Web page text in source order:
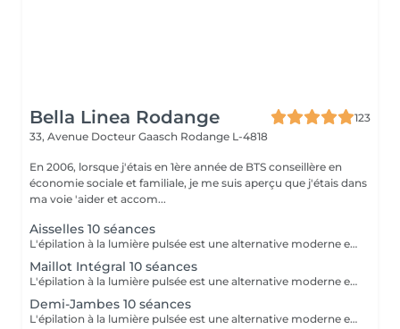
Bella Linea Rodange
123
33, Avenue Docteur Gaasch Rodange L-4818
En 2006, lorsque j'étais en 1ère année de BTS conseillère en
économie sociale et familiale, je me suis aperçu que j'étais dans
ma voie 'aider et accom...
Aisselles 10 séances
L'épilation à la lumière pulsée est une alternative moderne et performante aux méthodes d'épilation traditionnelles. En émettant des impulsions lumineuses ciblées, elle agit directement sur la racine du poil, affaiblissant progressivement sa repousse jusqu'à obtenir une réduction significative et durable de la pilosité. Les bénéfices : Réduction durable de la pilosité Peau lisse et nette sur le long terme Zones multiples traitées : visage, jambes, aisselles, maillot, bras, dos Méthode sûre et efficace, réalisée par une professionnelle qualifiée Un protocole réalisé en cure, sur plusieurs séances, pour un résultat optimal et adapté à chaque type de peau et de pilosité.
Maillot Intégral 10 séances
L'épilation à la lumière pulsée est une alternative moderne et performante aux méthodes d'épilation traditionnelles. En émettant des impulsions lumineuses ciblées, elle agit directement sur la racine du poil, affaiblissant progressivement sa repousse jusqu'à obtenir une réduction significative et durable de la pilosité. Les bénéfices : Réduction durable de la pilosité Peau lisse et nette sur le long terme Zones multiples traitées : visage, jambes, aisselles, maillot, bras, dos Méthode sûre et efficace, réalisée par une professionnelle qualifiée Un protocole réalisé en cure, sur plusieurs séances, pour un résultat optimal et adapté à chaque type de peau et de pilosité.
Demi-Jambes 10 séances
L'épilation à la lumière pulsée est une alternative moderne et performante aux méthodes d'épilation traditionnelles. En émettant des impulsions lumineuses ciblées, elle agit directement sur la racine du poil, affaiblissant progressivement sa repousse jusqu'à obtenir une réduction significative et durable de la pilosité. Les bénéfices : Réduction durable de la pilosité Peau lisse et nette sur le long terme Zones multiples traitées : visage, jambes, aisselles, maillot, bras, dos Méthode sûre et efficace, réalisée par une professionnelle qualifiée Un protocole réalisé en cure, sur plusieurs séances, pour un résultat optimal et adapté à chaque type de peau et de pilosité.